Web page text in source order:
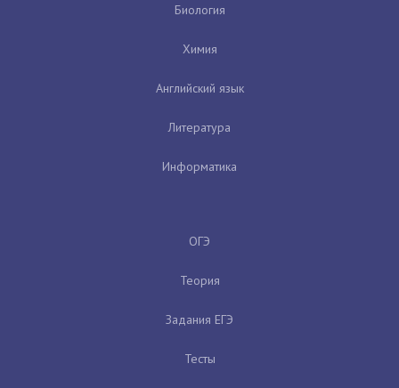
Биология
Химия
Английский язык
Литература
Информатика
ОГЭ
Теория
Задания ЕГЭ
Тесты